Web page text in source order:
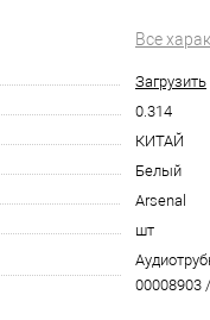
Все
Загрузить
0.314
КИТАЙ
Белый
Arsenal
шт
00008903